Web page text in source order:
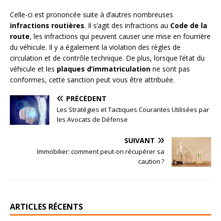
Celle-ci est prononcée suite à d’autres nombreuses
infractions routières. Il s’agit des infractions au Code de la
route, les infractions qui peuvent causer une mise en fourrière
du véhicule. Il y a également la violation des règles de
circulation et de contrôle technique. De plus, lorsque l’état du
véhicule et les plaques d’immatriculation ne sont pas
conformes, cette sanction peut vous être attribuée.
PRÉCÉDENT
Les Stratégies et Tactiques Courantes Utilisées par
les Avocats de Défense
SUIVANT
Immobilier: comment peut-on récupérer sa
caution ?
ARTICLES RÉCENTS